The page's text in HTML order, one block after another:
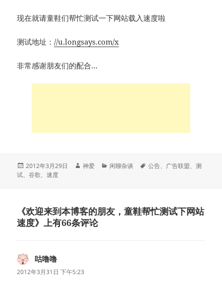
现在就请童鞋们帮忙测试一下网站载入速度啦
测试地址：//u.longsays.com/x
非常感谢朋友们的配合…
发
布
2012年3月29日
作
神爱
分
闲聊杂谈
标
公告、 广告联盟、测
试、谷歌、速度
《欢迎来到本博客的朋友，童鞋帮忙测试下网站
速度》上有66条评论
咕噜噜
道：
2012年3月31日 下午5:23